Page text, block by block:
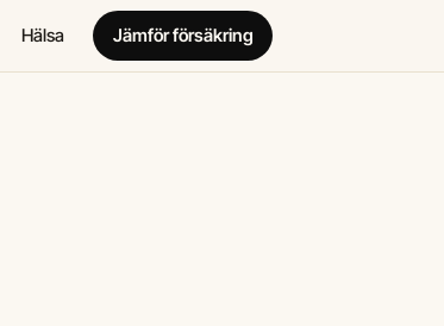
Hälsa Jämför försäkring